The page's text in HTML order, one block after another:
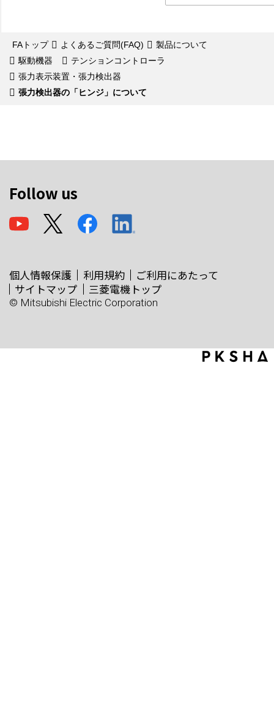
FAトップ よくあるご質問(FAQ)
製品について
駆動機器
テンションコントローラ
張力表示装置・張力検出器
張力検出器の「ヒンジ」について
Follow us
個人情報保護 利用規約
ご利用にあたって
サイトマップ
三菱電機トップ
© Mitsubishi Electric Corporation